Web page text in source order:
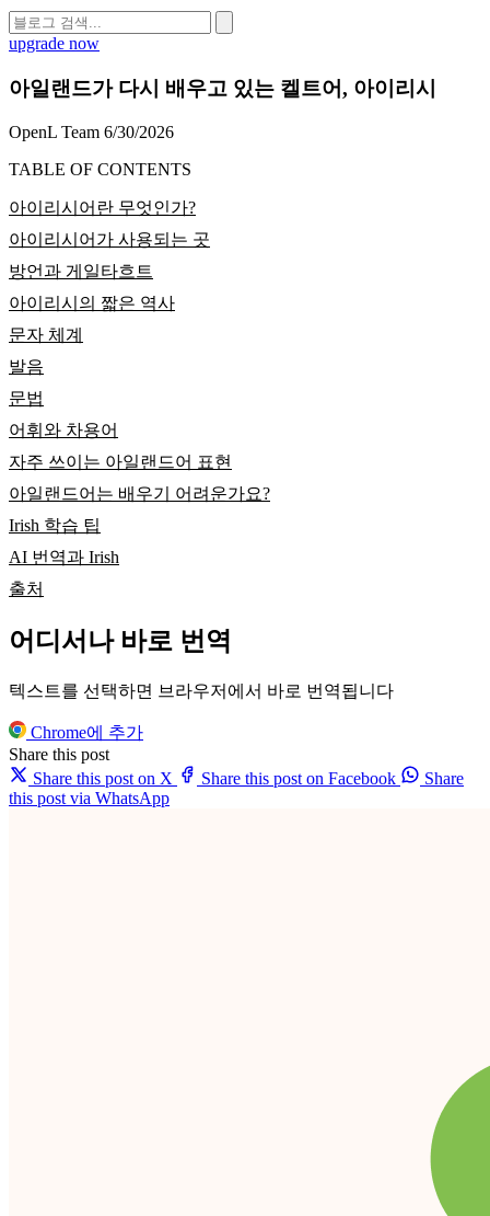
upgrade now
아일랜드가 다시 배우고 있는 켈트어, 아이리시
OpenL Team 6/30/2026
TABLE OF CONTENTS
아이리시어란 무엇인가?
아이리시어가 사용되는 곳
방언과 게일타흐트
아이리시의 짧은 역사
문자 체계
발음
문법
어휘와 차용어
자주 쓰이는 아일랜드어 표현
아일랜드어는 배우기 어려운가요?
Irish 학습 팁
AI 번역과 Irish
출처
어디서나 바로 번역
텍스트를 선택하면 브라우저에서 바로 번역됩니다
Chrome에 추가
Share this post
Share this post on X
Share this post on Facebook
Share
this post via WhatsApp